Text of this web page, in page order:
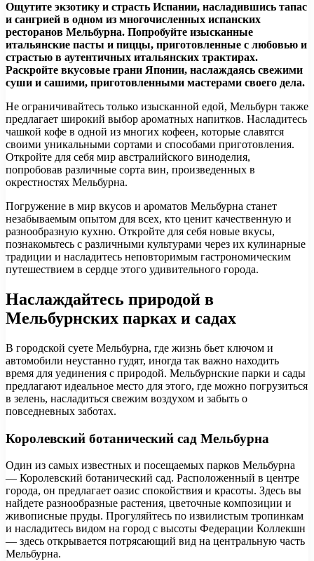
Ощутите экзотику и страсть Испании, насладившись тапас
и сангрией в одном из многочисленных испанских
ресторанов Мельбурна. Попробуйте изысканные
итальянские пасты и пиццы, приготовленные с любовью и
страстью в аутентичных итальянских трактирах.
Раскройте вкусовые грани Японии, наслаждаясь свежими
суши и сашими, приготовленными мастерами своего дела.
Не ограничивайтесь только изысканной едой, Мельбурн также
предлагает широкий выбор ароматных напитков. Насладитесь
чашкой кофе в одной из многих кофеен, которые славятся
своими уникальными сортами и способами приготовления.
Откройте для себя мир австралийского виноделия,
попробовав различные сорта вин, произведенных в
окрестностях Мельбурна.
Погружение в мир вкусов и ароматов Мельбурна станет
незабываемым опытом для всех, кто ценит качественную и
разнообразную кухню. Откройте для себя новые вкусы,
познакомьтесь с различными культурами через их кулинарные
традиции и насладитесь неповторимым гастрономическим
путешествием в сердце этого удивительного города.
Наслаждайтесь природой в
Мельбурнских парках и садах
В городской суете Мельбурна, где жизнь бьет ключом и
автомобили неустанно гудят, иногда так важно находить
время для уединения с природой. Мельбурнские парки и сады
предлагают идеальное место для этого, где можно погрузиться
в зелень, насладиться свежим воздухом и забыть о
повседневных заботах.
Королевский ботанический сад Мельбурна
Один из самых известных и посещаемых парков Мельбурна
— Королевский ботанический сад. Расположенный в центре
города, он предлагает оазис спокойствия и красоты. Здесь вы
найдете разнообразные растения, цветочные композиции и
живописные пруды. Прогуляйтесь по извилистым тропинкам
и насладитесь видом на город с высоты Федерации Коллекшн
— здесь открывается потрясающий вид на центральную часть
Мельбурна.